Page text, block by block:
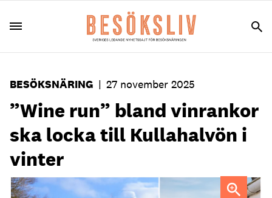
BESÖKSNÄRING | 27 november 2025
”Wine run” bland vinrankor
ska locka till Kullahalvön i
vinter
Madeleine Svanberg, vd på Rusthållargården.